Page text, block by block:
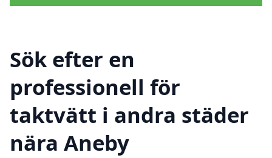
Sök efter en
professionell för
taktvätt i andra städer
nära Aneby